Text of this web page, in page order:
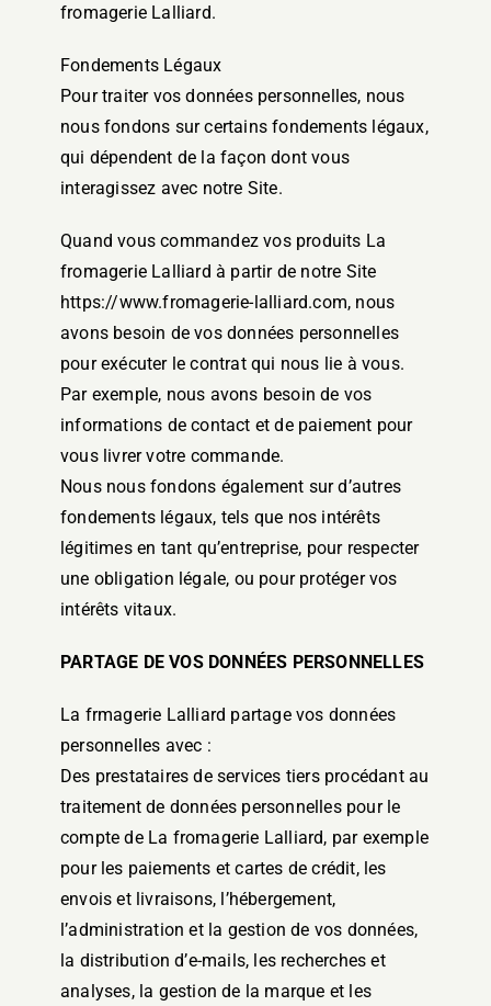
fromagerie Lalliard.
Fondements Légaux
Pour traiter vos données personnelles, nous
nous fondons sur certains fondements légaux,
qui dépendent de la façon dont vous
interagissez avec notre Site.
Quand vous commandez vos produits La
fromagerie Lalliard à partir de notre Site
https://www.fromagerie-lalliard.com, nous
avons besoin de vos données personnelles
pour exécuter le contrat qui nous lie à vous.
Par exemple, nous avons besoin de vos
informations de contact et de paiement pour
vous livrer votre commande.
Nous nous fondons également sur d’autres
fondements légaux, tels que nos intérêts
légitimes en tant qu’entreprise, pour respecter
une obligation légale, ou pour protéger vos
intérêts vitaux.
PARTAGE DE VOS DONNÉES PERSONNELLES
La frmagerie Lalliard partage vos données
personnelles avec :
Des prestataires de services tiers procédant au
traitement de données personnelles pour le
compte de La fromagerie Lalliard, par exemple
pour les paiements et cartes de crédit, les
envois et livraisons, l’hébergement,
l’administration et la gestion de vos données,
la distribution d’e-mails, les recherches et
analyses, la gestion de la marque et les